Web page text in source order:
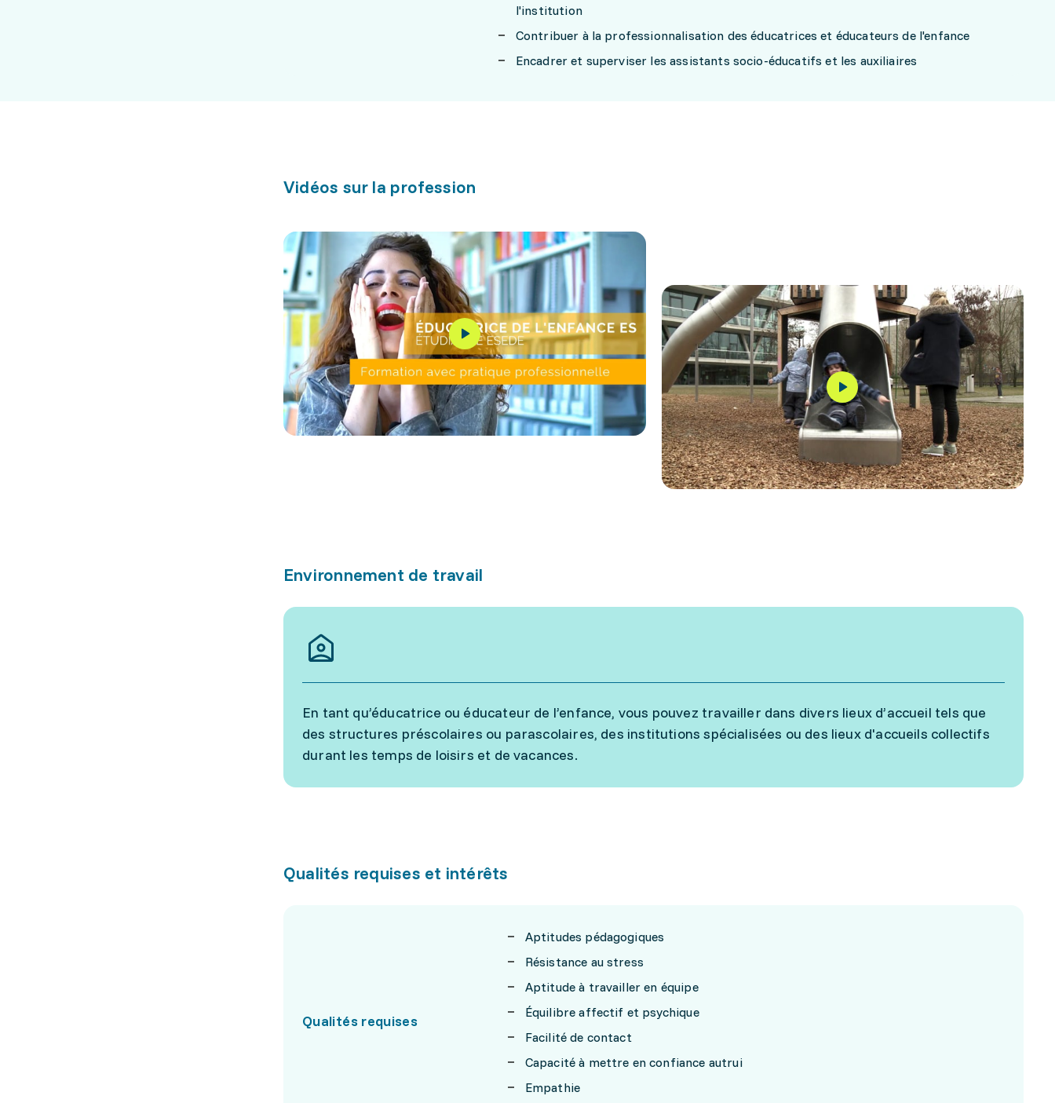
l'institution
Contribuer à la professionnalisation des éducatrices et éducateurs de l'enfance
Encadrer et superviser les assistants socio-éducatifs et les auxiliaires
Vidéos sur la profession
Environnement de travail
En tant qu’éducatrice ou éducateur de l’enfance, vous pouvez travailler dans divers lieux d’accueil tels que
des structures préscolaires ou parascolaires, des institutions spécialisées ou des lieux d'accueils collectifs
durant les temps de loisirs et de vacances.
Qualités requises et intérêts
Qualités requises
Aptitudes pédagogiques
Résistance au stress
Aptitude à travailler en équipe
Équilibre affectif et psychique
Facilité de contact
Capacité à mettre en confiance autrui
Empathie